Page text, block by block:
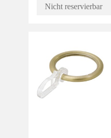
Nicht reservierbar